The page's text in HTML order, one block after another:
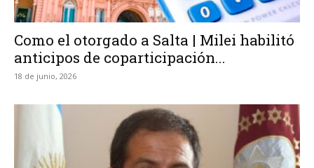
Como el otorgado a Salta | Milei habilitó
anticipos de coparticipación...
18 de junio, 2026